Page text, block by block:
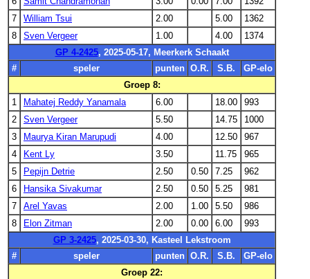
7
William Tsui 2.00 5.00
1362
8
Sven Vergeer 1.00 4.00
1374
GP 4-2425, 2025-05-17, Meerkerk Schaakt
#
speler punten O.R. S.B.
GP-elo
Groep 8:
1
Mahatej Reddy Yanamala 6.00 18.00
993
2
Sven Vergeer 5.50 14.75
1000
3
Maurya Kiran Marupudi 4.00 12.50
967
4
Kent Ly 3.50 11.75
965
5
Pepijn Detrie 2.50 0.50 7.25
962
6
Hansika Sivakumar 2.50 0.50 5.25
981
7
Arel Yavas 2.00 1.00 5.50
986
8
Elon Zitman 2.00 0.00 6.00
993
GP 3-2425, 2025-03-30, Kasteel Lekstroom
#
speler punten O.R. S.B.
GP-elo
Groep 22: